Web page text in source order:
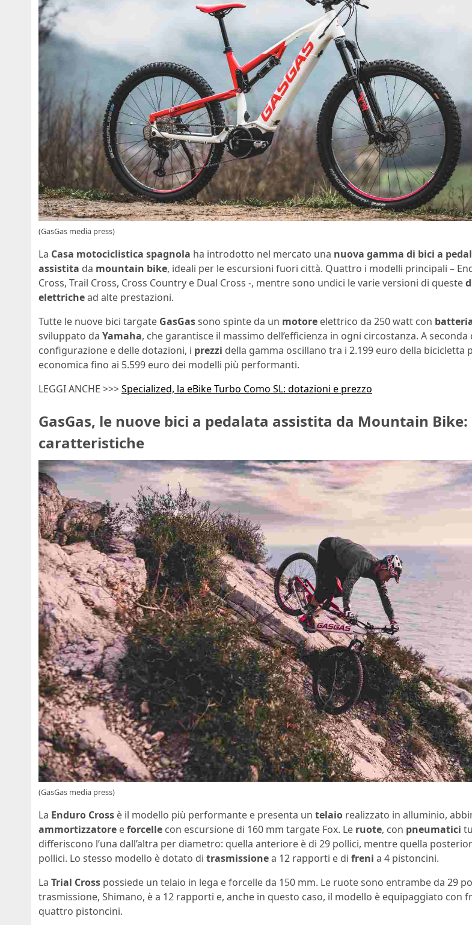
(GasGas media press)
La Casa motociclistica spagnola ha introdotto nel mercato una nuova gamma di bici a
assistita da mountain bike, ideali per le escursioni fuori città. Quattro i modelli principali –
Cross, Trail Cross, Cross Country e Dual Cross -, mentre sono undici le varie versioni di queste
elettrichead alte prestazioni.
Tutte le nuove bici targate GasGassono spinte da un motore elettrico da 250 watt con
sviluppato da Yamaha, che garantisce il massimo dell’efficienza in ogni circostanza. A seconda
configurazione e delle dotazioni, i prezzi della gamma oscillano tra i 2.199 euro della bicicletta
economica fino ai 5.599 euro dei modelli più performanti.
LEGGI ANCHE >>>Specialized, la eBike Turbo Como SL: dotazioni e prezzo
GasGas, le nuove bici a pedalata assistita da Mountain Bike:
caratteristiche
(GasGas media press)
La Enduro Cross è il modello più performante e presenta un telaio realizzato in alluminio,
ammortizzatore eforcelle con escursione di 160 mm targate Fox. Le ruote, con pneumatici
differiscono l’una dall’altra per diametro: quella anteriore è di 29 pollici, mentre quella
pollici. Lo stesso modello è dotato di trasmissionea 12 rapporti e di freni a 4 pistoncini.
La Trial Cross possiede un telaio in lega e forcelle da 150 mm. Le ruote sono entrambe da 29
trasmissione, Shimano, è a 12 rapporti e, anche in questo caso, il modello è equipaggiato con
quattro pistoncini.